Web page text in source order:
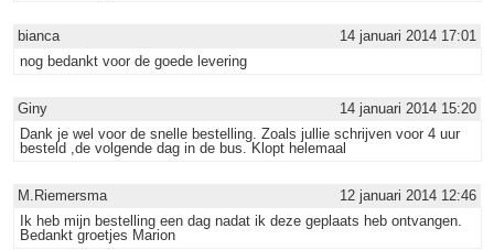
bianca
14 januari 2014 17:01
nog bedankt voor de goede levering
Giny
14 januari 2014 15:20
Dank je wel voor de snelle bestelling. Zoals jullie schrijven voor 4 uur
besteld ,de volgende dag in de bus. Klopt helemaal
M.Riemersma
12 januari 2014 12:46
Ik heb mijn bestelling een dag nadat ik deze geplaats heb ontvangen.
Bedankt groetjes Marion